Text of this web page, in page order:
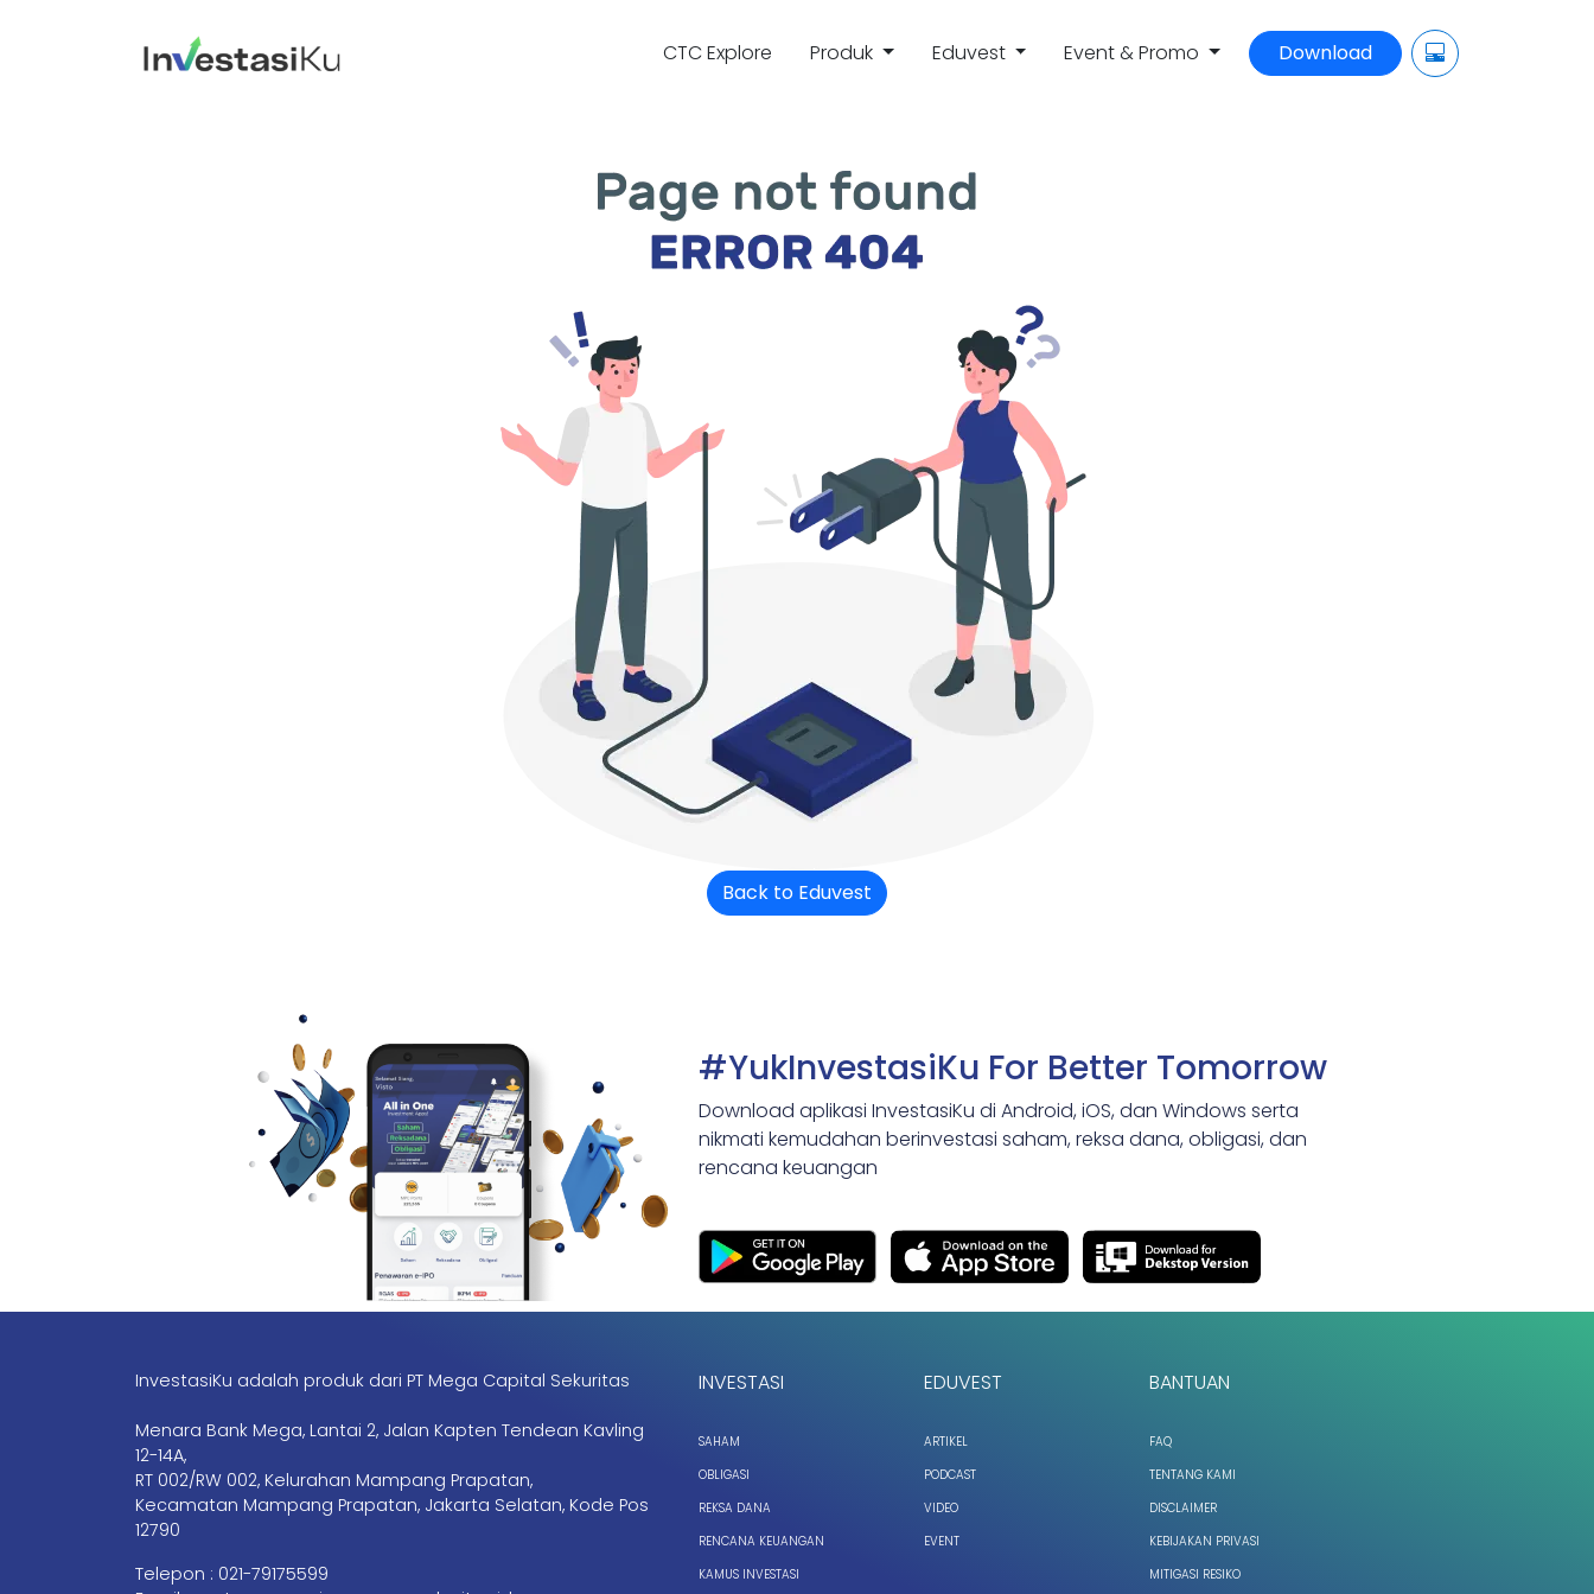
CTC Explore Produk Eduvest Event & Promo Download
Back to Eduvest
#YukInvestasiKu For Better Tomorrow
Download aplikasi InvestasiKu di Android, iOS, dan Windows serta
nikmati kemudahan berinvestasi saham, reksa dana, obligasi, dan
rencana keuangan
InvestasiKu adalah produk dari PT Mega Capital Sekuritas
Menara Bank Mega, Lantai 2, Jalan Kapten Tendean Kavling
12-14A,
RT 002/RW 002, Kelurahan Mampang Prapatan,
Kecamatan Mampang Prapatan, Jakarta Selatan, Kode Pos
12790
Telepon : 021-79175599
INVESTASI
SAHAM
OBLIGASI
REKSA DANA
RENCANA KEUANGAN
KAMUS INVESTASI
EDUVEST
ARTIKEL
PODCAST
VIDEO
EVENT
BANTUAN
FAQ
TENTANG KAMI
DISCLAIMER
KEBIJAKAN PRIVASI
MITIGASI RESIKO